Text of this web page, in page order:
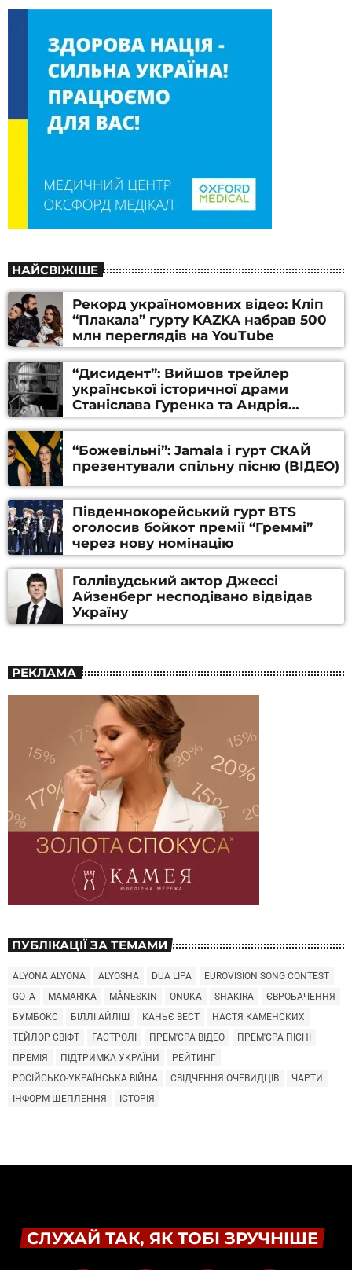
НАЙСВІЖІШЕ
Рекорд україномовних відео: Кліп
“Плакала” гурту KAZKA набрав 500
млн переглядів на YouTube
“Дисидент”: Вийшов трейлер
української історичної драми
Станіслава Гуренка та Андрія
Алфьорова (ВІДЕО)
“Божевільні”: Jamala і гурт СКАЙ
презентували спільну пісню (ВІДЕО)
Південнокорейський гурт BTS
оголосив бойкот премії “Греммі”
через нову номінацію
Голлівудський актор Джессі
Айзенберг несподівано відвідав
Україну
РЕКЛАМА
ПУБЛІКАЦІЇ ЗА ТЕМАМИ
ALYONA ALYONA ALYOSHA DUA LIPA
EUROVISION SONG CONTEST
GO_A
MAMARIKA MÅNESKIN ONUKA SHAKIRA
ЄВРОБАЧЕННЯ
БУМБОКС
БІЛЛІ АЙЛІШ КАНЬЄ ВЕСТ
НАСТЯ КАМЕНСКИХ
ТЕЙЛОР СВІФТ
ГАСТРОЛІ ПРЕМ'ЄРА ВІДЕО
ПРЕМ'ЄРА ПІСНІ
ПРЕМІЯ
ПІДТРИМКА УКРАЇНИ
РЕЙТИНГ
РОСІЙСЬКО-УКРАЇНСЬКА ВІЙНА
СВІДЧЕННЯ ОЧЕВИДЦІВ
ЧАРТИ
ІНФОРМ ЩЕПЛЕННЯ
ІСТОРІЯ
СЛУХАЙ ТАК, ЯК ТОБІ ЗРУЧНІШЕ